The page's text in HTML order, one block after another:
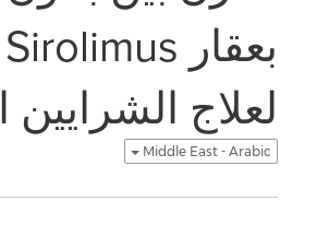
لعلاج الشرايين
Middle East - Arabic